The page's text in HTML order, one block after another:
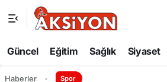
Güncel Eğitim Sağlık Siyaset
Haberler Spor